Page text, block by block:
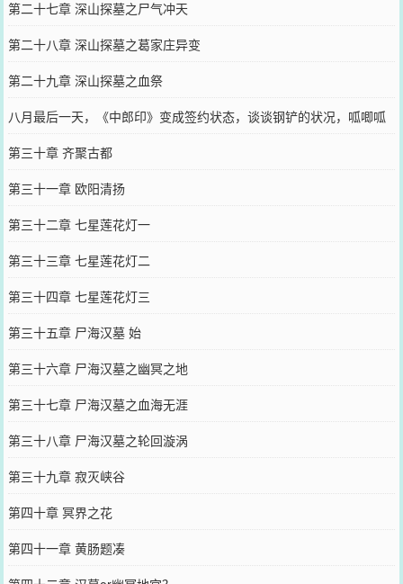
第二十七章 深山探墓之尸气冲天
第二十八章 深山探墓之葛家庄异变
第二十九章 深山探墓之血祭
八月最后一天，《中郎印》变成签约状态，谈谈钢铲的状况，呱唧呱
唧！
第三十章 齐聚古都
第三十一章 欧阳清扬
第三十二章 七星莲花灯一
第三十三章 七星莲花灯二
第三十四章 七星莲花灯三
第三十五章 尸海汉墓 始
第三十六章 尸海汉墓之幽冥之地
第三十七章 尸海汉墓之血海无涯
第三十八章 尸海汉墓之轮回漩涡
第三十九章 寂灭峡谷
第四十章 冥界之花
第四十一章 黄肠题凑